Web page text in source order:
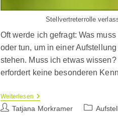
Stellvertreterrolle
Oft werde ich gefragt: Was
oder tun, um in einer
stehen. Muss ich etwas
erfordert keine besonderen
WeiterlesenDie
Stellvertreterrolle
–
Beitrags-
Tatjana Morkramer
Beitrags-